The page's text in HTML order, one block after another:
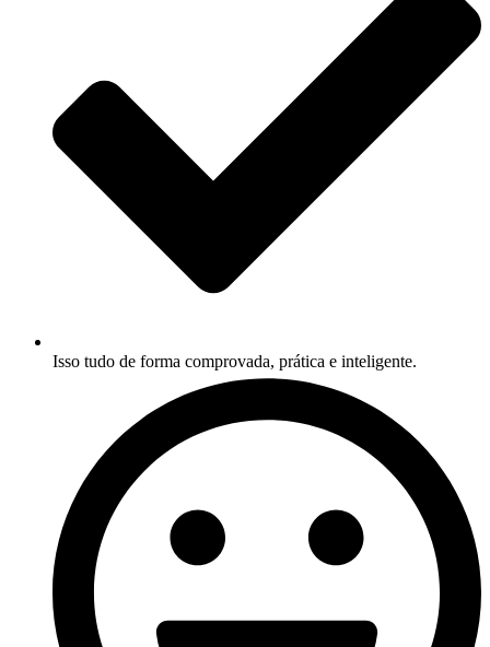
Isso tudo de forma comprovada, prática e inteligente.